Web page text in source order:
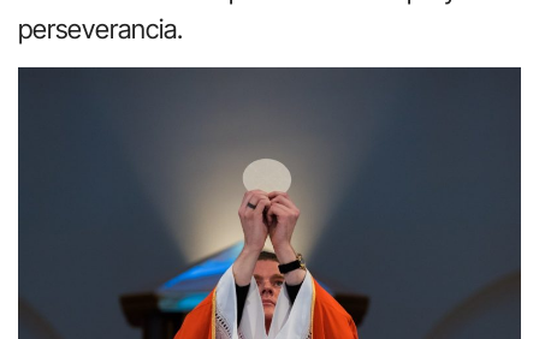
perseverancia.